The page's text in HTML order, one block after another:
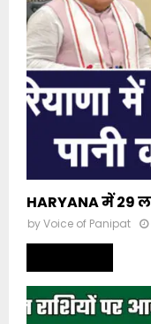
HARYANA में 29
byVoice of Panipat